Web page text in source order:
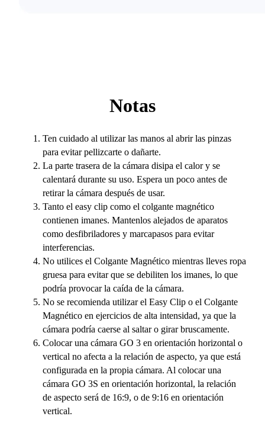
Notas
Ten cuidado al utilizar las manos al abrir las pinzas
para evitar pellizcarte o dañarte.
La parte trasera de la cámara disipa el calor y se
calentará durante su uso. Espera un poco antes de
retirar la cámara después de usar.
Tanto el easy clip como el colgante magnético
contienen imanes. Mantenlos alejados de aparatos
como desfibriladores y marcapasos para evitar
interferencias.
No utilices el Colgante Magnético mientras lleves ropa
gruesa para evitar que se debiliten los imanes, lo que
podría provocar la caída de la cámara.
No se recomienda utilizar el Easy Clip o el Colgante
Magnético en ejercicios de alta intensidad, ya que la
cámara podría caerse al saltar o girar bruscamente.
Colocar una cámara GO 3 en orientación horizontal o
vertical no afecta a la relación de aspecto, ya que está
configurada en la propia cámara. Al colocar una
cámara GO 3S en orientación horizontal, la relación
de aspecto será de 16:9, o de 9:16 en orientación
vertical.